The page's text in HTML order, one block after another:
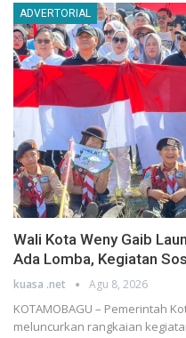
ADVERTORIAL
Wali Kota Weny Gaib
Ada Lomba, Kegiatan
kuasa .net Agu 8, 2026
KOTAMOBAGU – Pemerintah
meluncurkan rangkaian